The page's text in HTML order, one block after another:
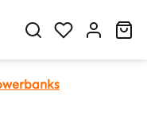
Du hast 0